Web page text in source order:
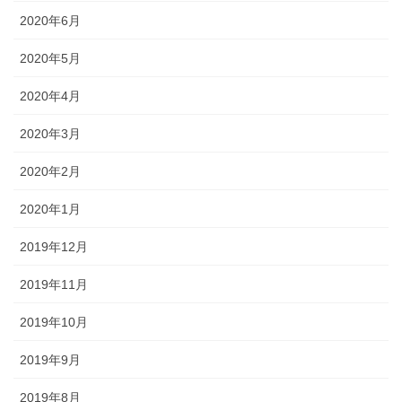
2020年6月
2020年5月
2020年4月
2020年3月
2020年2月
2020年1月
2019年12月
2019年11月
2019年10月
2019年9月
2019年8月